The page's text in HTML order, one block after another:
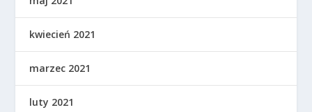
kwiecień 2021
marzec 2021
luty 2021